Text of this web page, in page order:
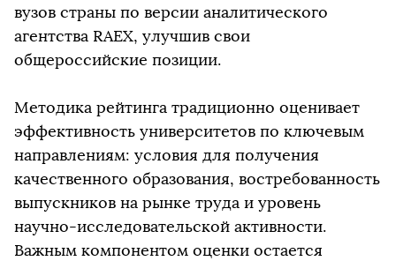
вузов страны по версии аналитического
агентства RAEX, улучшив свои
общероссийские позиции.
Методика рейтинга традиционно оценивает
эффективность университетов по ключевым
направлениям: условия для получения
качественного образования, востребованность
выпускников на рынке труда и уровень
научно-исследовательской активности.
Важным компонентом оценки остается